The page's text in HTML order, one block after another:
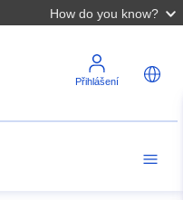
How do you know?
Přihlášení